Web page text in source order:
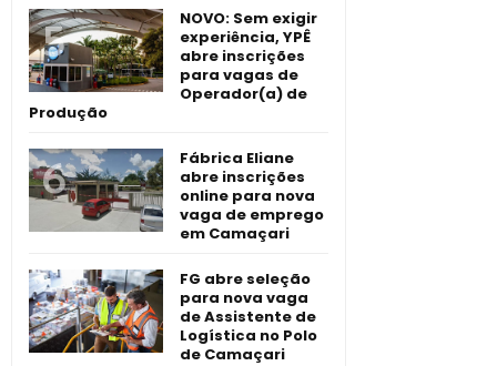
NOVO: Sem exigir
experiência, YPÊ
abre inscrições
para vagas de
Operador(a) de
Produção
Fábrica Eliane
abre inscrições
online para nova
vaga de emprego
em Camaçari
FG abre seleção
para nova vaga
de Assistente de
Logística no Polo
de Camaçari